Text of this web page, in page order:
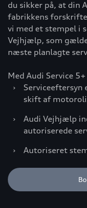
du sikker på, at din
fabrikkens
vi med et stempel i
Vejhjælp, som
næste planlagte
Med Audi Service
›
skift af
›
Audi Vejhjælp
autoriserede
›
Autoriseret